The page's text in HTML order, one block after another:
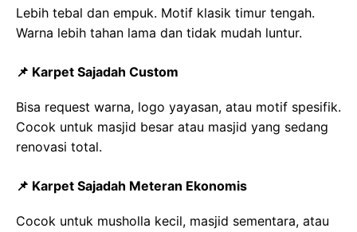
Lebih tebal dan empuk. Motif klasik timur tengah.
Warna lebih tahan lama dan tidak mudah luntur.
📌 Karpet Sajadah Custom
Bisa request warna, logo yayasan, atau motif spesifik.
Cocok untuk masjid besar atau masjid yang sedang
renovasi total.
📌 Karpet Sajadah Meteran Ekonomis
Cocok untuk musholla kecil, masjid sementara, atau